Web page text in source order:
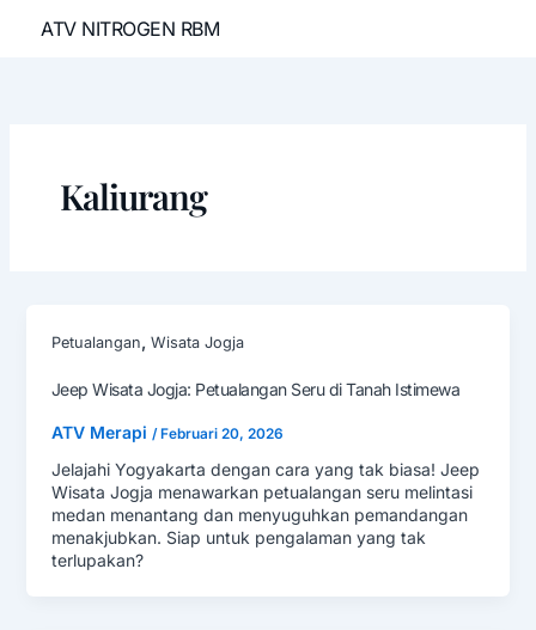
ATV NITROGEN RBM
Kaliurang
Petualangan , Wisata Jogja
Jeep Wisata Jogja: Petualangan Seru di Tanah Istimewa
ATV Merapi /Februari 20, 2026
Jelajahi Yogyakarta dengan cara yang tak biasa! Jeep
Wisata Jogja menawarkan petualangan seru melintasi
medan menantang dan menyuguhkan pemandangan
menakjubkan. Siap untuk pengalaman yang tak
terlupakan?